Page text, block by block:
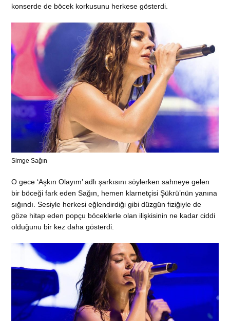
konserde de böcek korkusunu herkese gösterdi.
Simge Sağın
O gece ‘Aşkın Olayım’ adlı şarkısını söylerken sahneye gelen
bir böceği fark eden Sağın, hemen klarnetçisi Şükrü’nün yanına
sığındı. Sesiyle herkesi eğlendirdiği gibi düzgün fiziğiyle de
göze hitap eden popçu böceklerle olan ilişkisinin ne kadar ciddi
olduğunu bir kez daha gösterdi.